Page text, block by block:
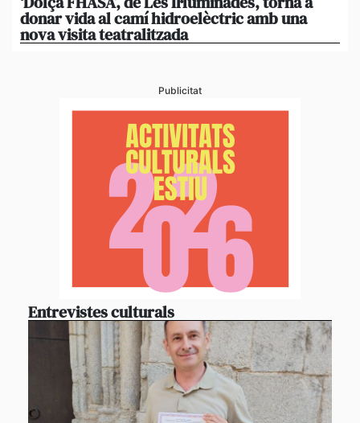
donar vida al camí hidroelèctric amb una
nova visita teatralitzada
Publicitat
Entrevistes culturals